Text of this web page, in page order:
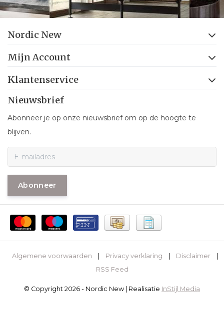
Nordic New
Mijn Account
Klantenservice
Nieuwsbrief
Abonneer je op onze nieuwsbrief om op de hoogte te
blijven.
Abonneer
Algemene voorwaarden Privacy verklaring Disclaimer
RSS Feed
© Copyright 2026 - Nordic New | Realisatie InStijl Media